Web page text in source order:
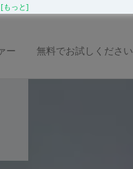
[もっと]
ー 無料でお試しください